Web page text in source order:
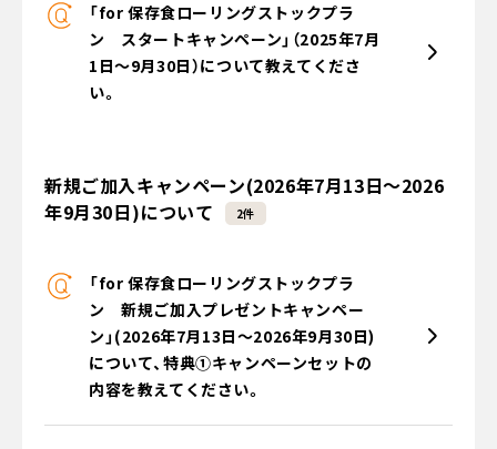
「for 保存食ローリングストックプラ
ン スタートキャンペーン」（2025年7月
1日～9月30日）について教えてくださ
い。
新規ご加入キャンペーン(2026年7月13日～2026
年9月30日)について
2件
「for 保存食ローリングストックプラ
ン 新規ご加入プレゼントキャンペー
ン」(2026年7月13日～2026年9月30日)
について、特典①キャンペーンセットの
内容を教えてください。